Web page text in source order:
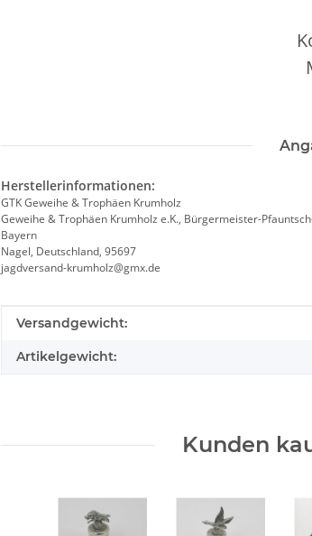
Herstellerinformationen:
GTK Geweihe & Trophäen Krumholz
Geweihe & Trophäen Krumholz e.K., Bürgermeister-
Bayern
Nagel, Deutschland, 95697
jagdversand-krumholz@gmx.de
Produkteigenschaft
Wert
Versandgewicht:
Artikelgewicht:
Kunden